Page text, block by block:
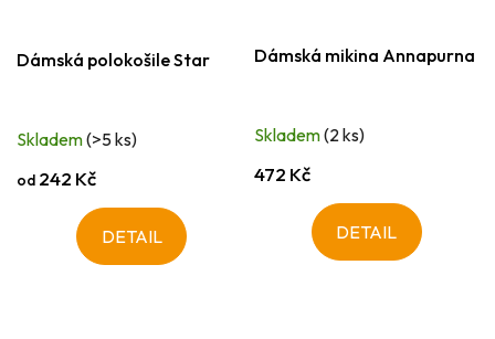
Dámská polokošile Star
Skladem(>5 ks)
od 242 Kč
DETAIL
Dámská mikina Annapurna
Skladem(2 ks)
472 Kč
DETAIL